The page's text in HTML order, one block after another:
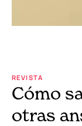
REVISTA
Cómo
otras